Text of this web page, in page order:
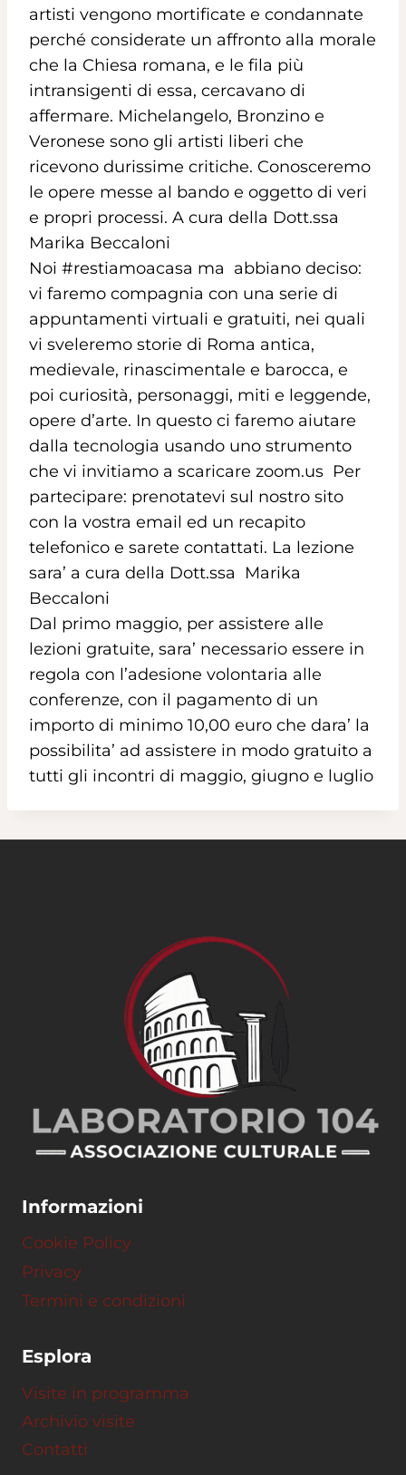
artisti vengono mortificate e condannate
perché considerate un affronto alla morale
che la Chiesa romana, e le fila più
intransigenti di essa, cercavano di
affermare. Michelangelo, Bronzino e
Veronese sono gli artisti liberi che
ricevono durissime critiche. Conosceremo
le opere messe al bando e oggetto di veri
e propri processi. A cura della Dott.ssa
Marika Beccaloni
Noi #restiamoacasa ma abbiano deciso:
vi faremo compagnia con una serie di
appuntamenti virtuali e gratuiti, nei quali
vi sveleremo storie di Roma antica,
medievale, rinascimentale e barocca, e
poi curiosità, personaggi, miti e leggende,
opere d’arte. In questo ci faremo aiutare
dalla tecnologia usando uno strumento
che vi invitiamo a scaricare zoom.us Per
partecipare: prenotatevi sul nostro sito
con la vostra email ed un recapito
telefonico e sarete contattati. La lezione
sara’ a cura della Dott.ssa Marika
Beccaloni
Dal primo maggio, per assistere alle
lezioni gratuite, sara’ necessario essere in
regola con l’adesione volontaria alle
conferenze, con il pagamento di un
importo di minimo 10,00 euro che dara’ la
possibilita’ ad assistere in modo gratuito a
tutti gli incontri di maggio, giugno e luglio
Informazioni
Cookie Policy
Privacy
Termini e condizioni
Esplora
Visite in programma
Archivio visite
Contatti